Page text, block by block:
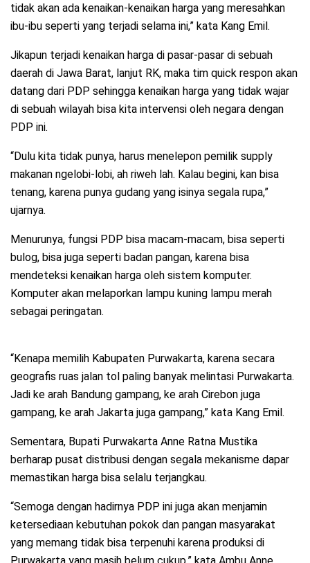
tidak akan ada kenaikan-kenaikan harga yang meresahkan
ibu-ibu seperti yang terjadi selama ini,” kata Kang Emil.
Jikapun terjadi kenaikan harga di pasar-pasar di sebuah
daerah di Jawa Barat, lanjut RK, maka tim quick respon akan
datang dari PDP sehingga kenaikan harga yang tidak wajar
di sebuah wilayah bisa kita intervensi oleh negara dengan
PDP ini.
“Dulu kita tidak punya, harus menelepon pemilik supply
makanan ngelobi-lobi, ah riweh lah. Kalau begini, kan bisa
tenang, karena punya gudang yang isinya segala rupa,”
ujarnya.
Menurunya, fungsi PDP bisa macam-macam, bisa seperti
bulog, bisa juga seperti badan pangan, karena bisa
mendeteksi kenaikan harga oleh sistem komputer.
Komputer akan melaporkan lampu kuning lampu merah
sebagai peringatan.
“Kenapa memilih Kabupaten Purwakarta, karena secara
geografis ruas jalan tol paling banyak melintasi Purwakarta.
Jadi ke arah Bandung gampang, ke arah Cirebon juga
gampang, ke arah Jakarta juga gampang,” kata Kang Emil.
Sementara, Bupati Purwakarta Anne Ratna Mustika
berharap pusat distribusi dengan segala mekanisme dapar
memastikan harga bisa selalu terjangkau.
“Semoga dengan hadirnya PDP ini juga akan menjamin
ketersediaan kebutuhan pokok dan pangan masyarakat
yang memang tidak bisa terpenuhi karena produksi di
Purwakarta yang masih belum cukup,” kata Ambu Anne.